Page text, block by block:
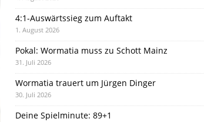
4:1-Auswärtssieg zum Auftakt
1. August 2026
Pokal: Wormatia muss zu Schott Mainz
31. Juli 2026
Wormatia trauert um Jürgen Dinger
30. Juli 2026
Deine Spielminute: 89+1